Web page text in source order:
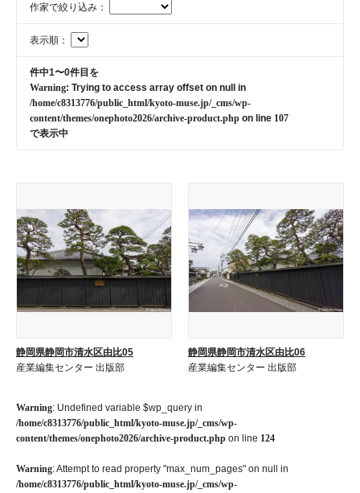
作家で絞り込み：
表示順：
件中1〜0件目を
Warning: Trying to access array offset on null in
/home/c8313776/public_html/kyoto-muse.jp/_cms/wp-
content/themes/onephoto2026/archive-product.php on line 107
で表示中
静岡県静岡市清水区由比05
産業編集センター 出版部
静岡県静岡市清水区由比06
産業編集センター 出版部
Warning: Undefined variable $wp_query in
/home/c8313776/public_html/kyoto-muse.jp/_cms/wp-
content/themes/onephoto2026/archive-product.php on line 124
Warning: Attempt to read property "max_num_pages" on null in
/home/c8313776/public_html/kyoto-muse.jp/_cms/wp-